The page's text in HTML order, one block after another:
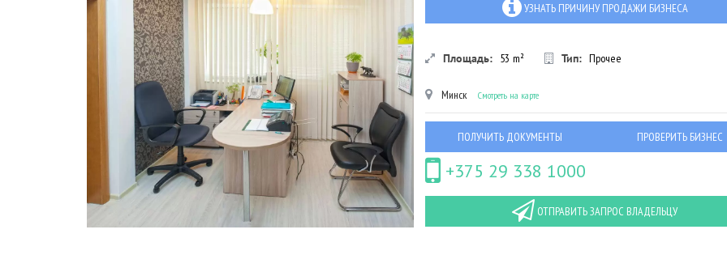
УЗНАТЬ ПРИЧИНУ ПРОДАЖИ БИЗНЕСА
Площадь: 53 m² Тип: Прочее
Минск Смотреть на карте
ПОЛУЧИТЬ ДОКУМЕНТЫ ПРОВЕРИТЬ БИЗНЕС
+375 29 338 1000
ОТПРАВИТЬ ЗАПРОС ВЛАДЕЛЬЦУ